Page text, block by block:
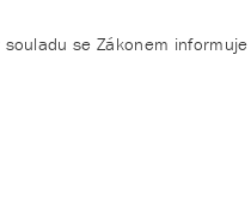
se Zákonem